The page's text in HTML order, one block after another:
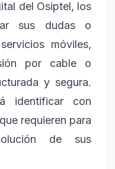
del Osiptel, los
sus dudas o
móviles,
por cable o
y segura.
identificar con
requieren para
de sus